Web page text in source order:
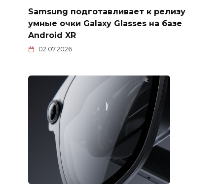
Samsung подготавливает к релизу
умные очки Galaxy Glasses на базе
Android XR
02.07.2026